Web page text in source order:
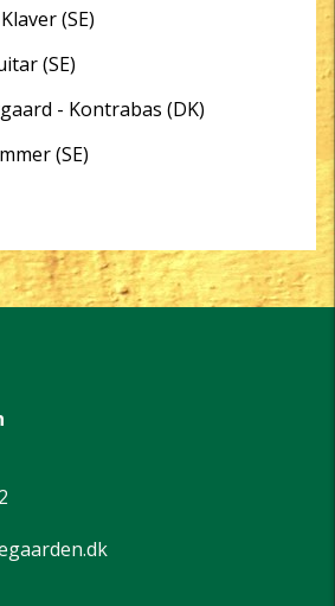
(SE)
(SE)
- Kontrabas (DK)
(SE)